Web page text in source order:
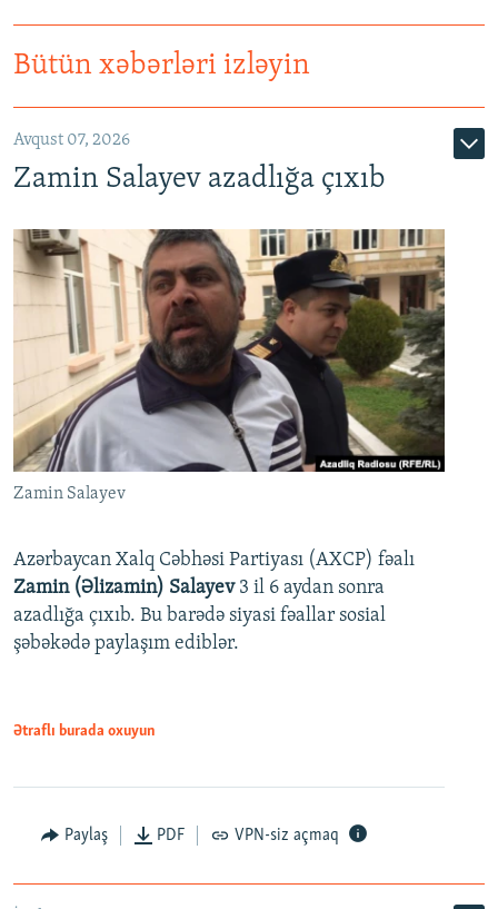
Bütün xəbərləri izləyin
Avqust 07, 2026
Zamin Salayev azadlığa çıxıb
Zamin Salayev
Azərbaycan Xalq Cəbhəsi Partiyası (AXCP) fəalı
Zamin (Əlizamin) Salayev 3 il 6 aydan sonra
azadlığa çıxıb. Bu barədə siyasi fəallar sosial
şəbəkədə paylaşım ediblər.
Ətraflı burada oxuyun
Paylaş PDF VPN-siz açmaq